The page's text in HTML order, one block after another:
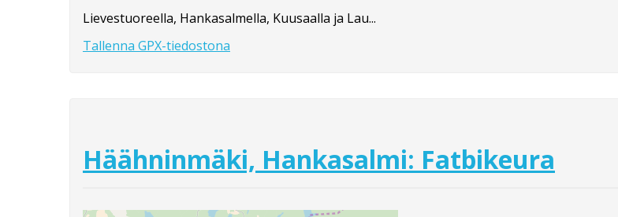
Lievestuoreella, Hankasalmella, Kuusaalla ja Lau...
Tallenna GPX-tiedostona
Häähninmäki, Hankasalmi: Fatbikeura